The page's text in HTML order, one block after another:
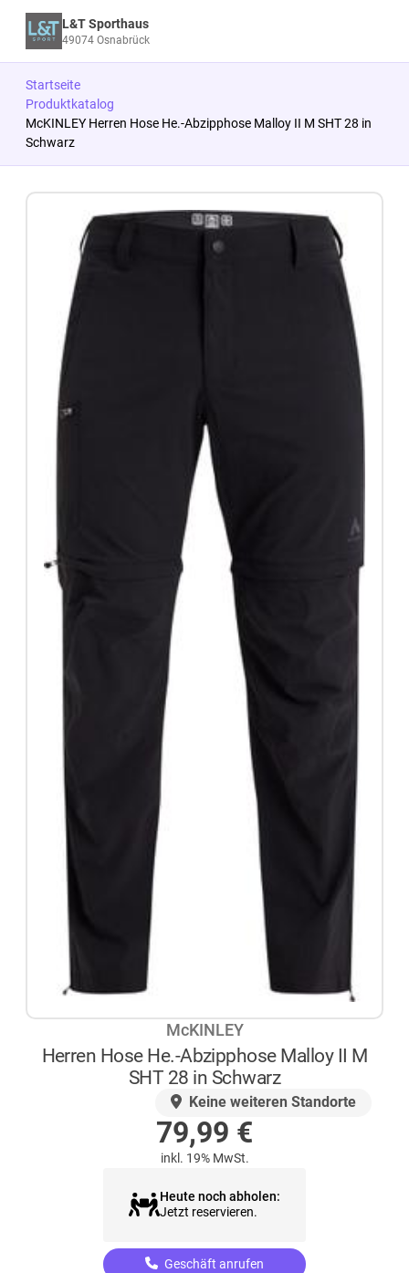
L&T Sporthaus
49074 Osnabrück
Startseite
Produktkatalog
McKINLEY Herren Hose He.-Abzipphose Malloy II M SHT 28 in
Schwarz
McKINLEY
Herren Hose He.-Abzipphose Malloy II M
SHT 28 in Schwarz
Keine weiteren Standorte
79,99 €
inkl. 19% MwSt.
Heute noch abholen:
Jetzt reservieren.
Geschäft anrufen